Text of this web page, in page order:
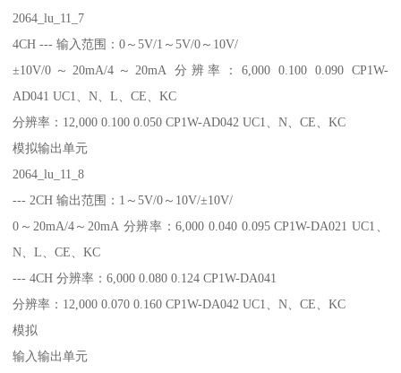
2064_lu_11_7
4CH --- 输入范围：0～5V/1～5V/0～10V/
±10V/0～20mA/4～20mA 分辨率：6,000 0.100 0.090 CP1W-
AD041 UC1、N、L、CE、KC
分辨率：12,000 0.100 0.050 CP1W-AD042 UC1、N、CE、KC
模拟输出单元
2064_lu_11_8
--- 2CH 输出范围：1～5V/0～10V/±10V/
0～20mA/4～20mA 分辨率：6,000 0.040 0.095 CP1W-DA021 UC1、
N、L、CE、KC
--- 4CH 分辨率：6,000 0.080 0.124 CP1W-DA041
分辨率：12,000 0.070 0.160 CP1W-DA042 UC1、N、CE、KC
模拟
输入输出单元